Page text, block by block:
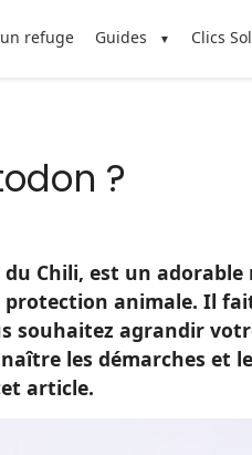
refuge Guides Clics
?
du Chili, est un
protection animale. Il
souhaitez agrandir
les démarches et
article.